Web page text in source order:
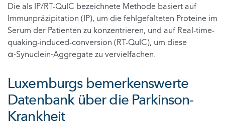
Die als IP/RT-QuIC bezeichnete Methode basiert auf
Immunpräzipitation (IP), um die fehlgefalteten Proteine im
Serum der Patienten zu konzentrieren, und auf Real-time-
quaking-induced-conversion (RT-QuIC), um diese
α‑Synuclein‑Aggregate zu vervielfachen.
Luxemburgs bemerkenswerte
Datenbank über die Parkinson-
Krankheit